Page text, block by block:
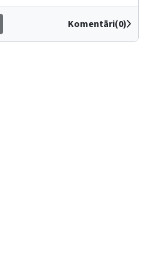
Komentāri(0)